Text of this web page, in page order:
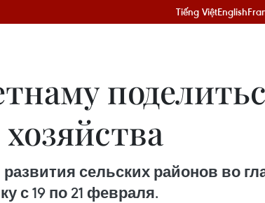
Tiếng ViệtEnglish
сельских районов во
с 19 по 21 февраля.